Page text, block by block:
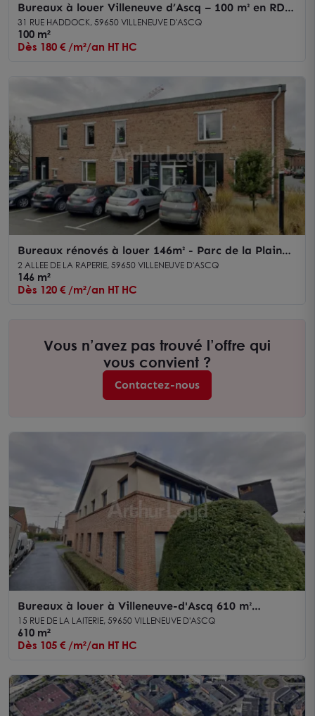
Bureaux à louer Villeneuve d’Ascq – 100 m² en RDC
avec entrée privative et parkings
31 RUE HADDOCK, 59650 VILLENEUVE D'ASCQ
100 m²
Dès 180 € /m²/an HT HC
Bureaux rénovés à louer 146m² - Parc de la Plaine -
Villeneuve d'Ascq, proche autoroutes et métro
2 ALLEE DE LA RAPERIE, 59650 VILLENEUVE D'ASCQ
146 m²
Dès 120 € /m²/an HT HC
Vous n’avez pas trouvé l’offre qui
vous convient ?
Contactez-nous
Bureaux à louer à Villeneuve-d'Ascq 610 m²
lumineux accès rapide
15 RUE DE LA LAITERIE, 59650 VILLENEUVE D'ASCQ
610 m²
Dès 105 € /m²/an HT HC